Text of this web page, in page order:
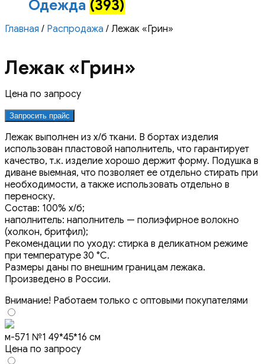
Одежда (393)
Главная / Распродажа / Лежак «Грин»
Лежак «Грин»
Цена по запросу
Запросить прайс
Лежак выполнен из х/б ткани. В бортах изделия
использован пластовой наполнитель, что гарантирует
качество, т.к. изделие хорошо держит форму. Подушка в
диване выемная, что позволяет ее отдельно стирать при
необходимости, а также использовать отдельно в
переноску.
Состав: 100% х/б;
наполнитель: наполнитель — полиэфирное волокно
(холкон, бритфил);
Рекомендации по уходу: стирка в деликатном режиме
при температуре 30 °C.
Размеры даны по внешним границам лежака.
Произведено в России.
Внимание! Работаем только с оптовыми покупателями
м-571 №1 49*45*16 см
Цена по запросу